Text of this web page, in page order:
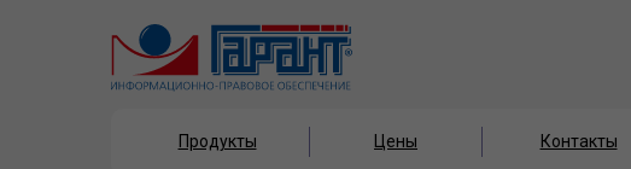
Продукты Цены Контакты
Продукты